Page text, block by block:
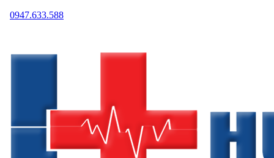
0947.633.588